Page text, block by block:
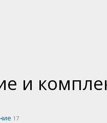
и
17